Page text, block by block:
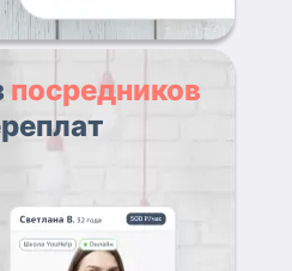
посредников